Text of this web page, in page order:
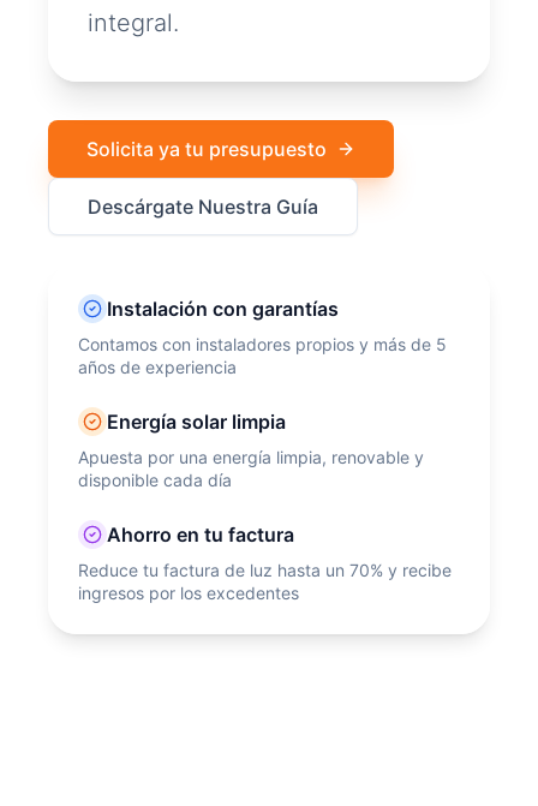
integral.
Solicita ya tu presupuesto
Descárgate Nuestra Guía
Instalación con garantías
Contamos con instaladores propios y más de 5
años de experiencia
Energía solar limpia
Apuesta por una energía limpia, renovable y
disponible cada día
Ahorro en tu factura
Reduce tu factura de luz hasta un 70% y recibe
ingresos por los excedentes